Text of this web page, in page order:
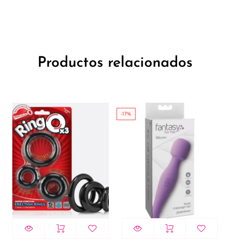
Productos relacionados
-17%